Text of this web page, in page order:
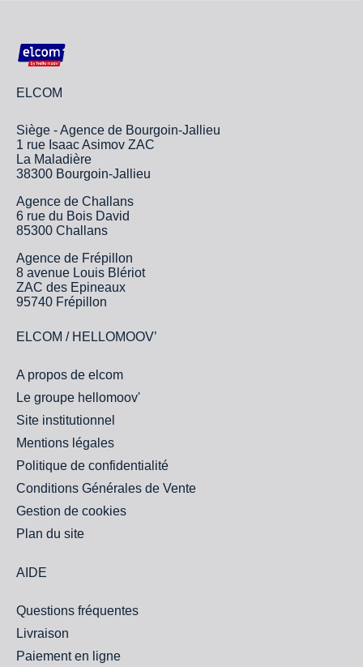
ELCOM
Siège - Agence de Bourgoin-Jallieu
1 rue Isaac Asimov ZAC
La Maladière
38300 Bourgoin-Jallieu
Agence de Challans
6 rue du Bois David
85300 Challans
Agence de Frépillon
8 avenue Louis Blériot
ZAC des Epineaux
95740 Frépillon
ELCOM / HELLOMOOV’
A propos de elcom
Le groupe hellomoov'
Site institutionnel
Mentions légales
Politique de confidentialité
Conditions Générales de Vente
Gestion de cookies
Plan du site
AIDE
Questions fréquentes
Livraison
Paiement en ligne